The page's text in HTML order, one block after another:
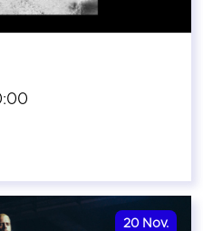
20 Nov.